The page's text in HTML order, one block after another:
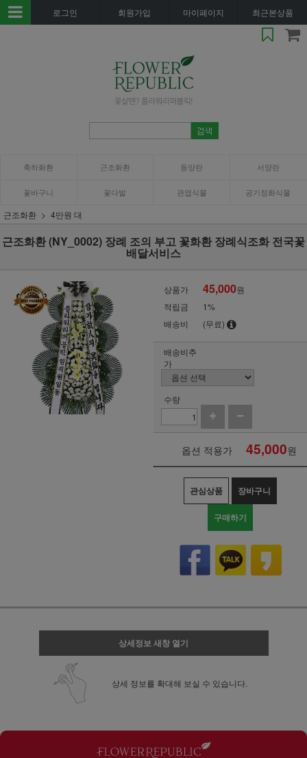
로그인 회원가입 마이페이지 최근본상품
축하화환 근조화환 동양란 서양란
꽃바구니 꽃다발 관엽식물 공기정화식물
근조화환 4만원 대
근조화환 (NY_0002) 장례 조의 부고 꽃화환 장례식조화 전국꽃
배달서비스
상품가 45,000원
적립금
1%
배송비
(무료)
배송비추
가
수량
옵션 적용가 45,000원
관심상품 장바구니
구매하기
상세정보 새창 열기
상세 정보를 확대해 보실 수 있습니다.